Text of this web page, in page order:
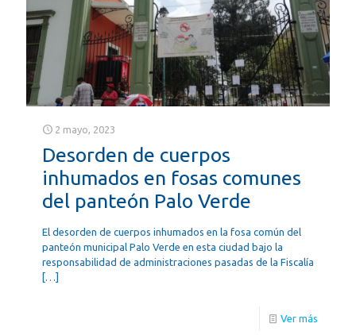
2 mayo, 2023
Desorden de cuerpos
inhumados en fosas comunes
del panteón Palo Verde
El desorden de cuerpos inhumados en la fosa común del
panteón municipal Palo Verde en esta ciudad bajo la
responsabilidad de administraciones pasadas de la Fiscalía
[…]
Ver más